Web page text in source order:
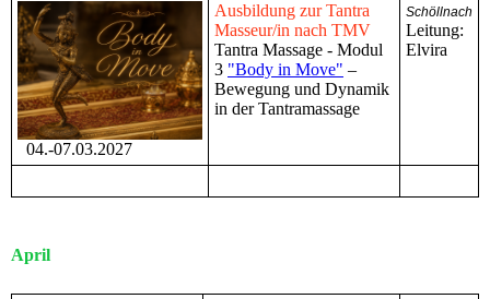
04.-07.03.2027
Ausbildung zur Tantra
Masseur/in nach TMV
Tantra Massage - Modul
3 "Body in Move" –
Bewegung und Dynamik
in der Tantramassage
Schöllnach
Leitung:
Elvira
April